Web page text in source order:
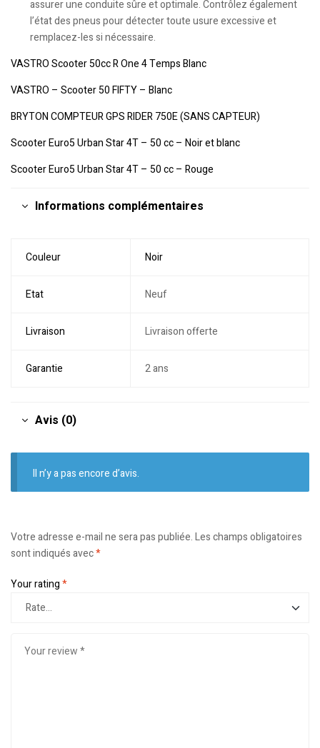
assurer une conduite sûre et optimale. Contrôlez également
l’état des pneus pour détecter toute usure excessive et
remplacez-les si nécessaire.
VASTRO Scooter 50cc R One 4 Temps Blanc
VASTRO – Scooter 50 FIFTY – Blanc
BRYTON COMPTEUR GPS RIDER 750E (SANS CAPTEUR)
Scooter Euro5 Urban Star 4T – 50 cc – Noir et blanc
Scooter Euro5 Urban Star 4T – 50 cc – Rouge
Informations complémentaires
Couleur Noir
Etat Neuf
Livraison Livraison offerte
Garantie 2 ans
Avis (0)
Il n’y a pas encore d’avis.
Votre adresse e-mail ne sera pas publiée.Les champs obligatoires
sont indiqués avec*
Your rating*